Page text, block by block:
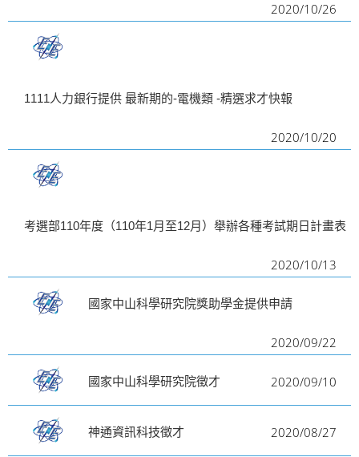
2020/10/26
1111人力銀行提供 最新期的-電機類 -精選求才快報
2020/10/20
考選部110年度（110年1月至12月）舉辦各種考試期日計畫表
2020/10/13
國家中山科學研究院獎助學金提供申請
2020/09/22
國家中山科學研究院徵才 2020/09/10
神通資訊科技徵才 2020/08/27